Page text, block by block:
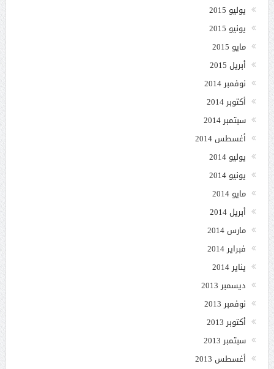
يوليو 2015
يونيو 2015
مايو 2015
أبريل 2015
نوفمبر 2014
أكتوبر 2014
سبتمبر 2014
أغسطس 2014
يوليو 2014
يونيو 2014
مايو 2014
أبريل 2014
مارس 2014
فبراير 2014
يناير 2014
ديسمبر 2013
نوفمبر 2013
أكتوبر 2013
سبتمبر 2013
أغسطس 2013